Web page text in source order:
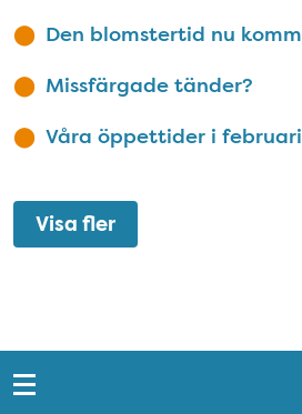
Den blomstertid nu
Missfärgade tänder?
Våra öppettider i februari
Visa fler
Snabblänkar